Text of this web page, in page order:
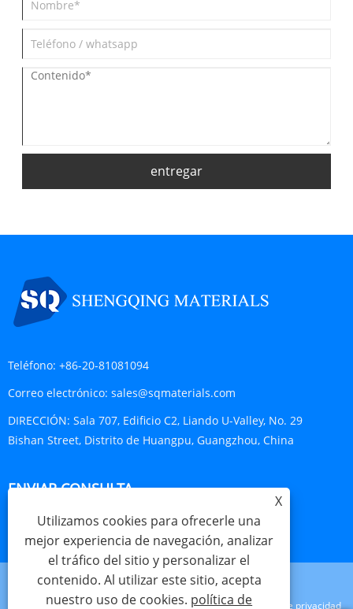
entregar
Teléfono: +86-20-81081094
Correo electrónico: sales@sqmaterials.com
DIRECCIÓN: Sala 707, Edificio C2, Liando U-Valley, No. 29
Bishan Street, Distrito de Huangpu, Guangzhou, China
ENVIAR CONSULTA
CONSULTA AHORA
Links Sitemap RSS XML política de privacidad
X
Utilizamos cookies para ofrecerle una
mejor experiencia de navegación, analizar
el tráfico del sitio y personalizar el
contenido. Al utilizar este sitio, acepta
nuestro uso de cookies. política de